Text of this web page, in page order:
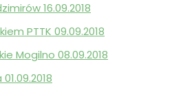
16.09.2018
PTTK 09.09.2018
Mogilno 08.09.2018